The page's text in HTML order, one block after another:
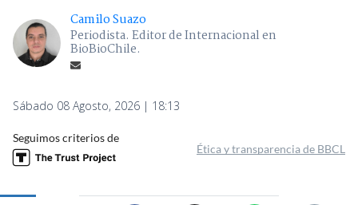
Camilo Suazo
Periodista. Editor de Internacional en
BioBioChile.
Sábado 08 Agosto, 2026 | 18:13
Seguimos criterios de
Ética y transparencia de BBCL